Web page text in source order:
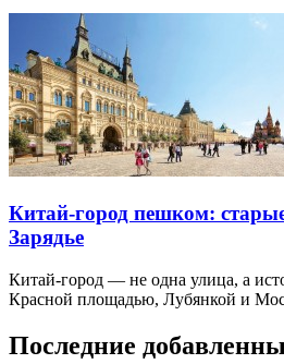
Китай-город пешком:
Зарядье
Китай-город — не одна улица, а
Красной площадью, Лубянкой и
Последние